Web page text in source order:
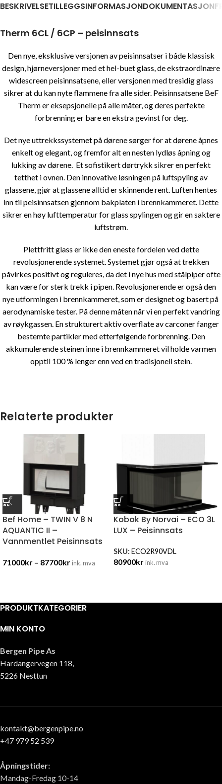
BESKRIVELSETILLEGGSINFORMASJONDOKUMENTASJON
Therm 6CL / 6CP – peisinnsats
Den nye, eksklusive versjonen av peisinnsatser i både klassisk
design, hjørneversjoner med et hel-buet glass, de ekstraordinære
widescreen peisinnsatsene, eller versjonen med tresidig glass
sikrer at du kan nyte flammene fra alle sider. Peisinnsatsene BeF
Therm er eksepsjonelle på alle måter, og deres perfekte
forbrenning er bare en ekstra gevinst for deg.
Det nye uttrekkssystemet på dørene sørger for at dørene åpnes
enkelt og elegant, og fremfor alt en nesten lydløs åpning og
lukking av dørene. Et sofistikert dørtrykk sikrer en perfekt
tetthet i ovnen. Den innovative løsningen på luftspyling av
glassene, gjør at glassene alltid er skinnende rent. Luften hentes
inn til peisinnsatsen gjennom bakplaten i brennkammeret. Dette
sikrer en høy lufttemperatur for glass spylingen og gir en saktere
luftstrøm.
Plettfritt glass er ikke den eneste fordelen ved dette
revolusjonerende systemet. Systemet gjør også at trekken
påvirkes positivt og reguleres, da det i nye hus med stålpiper ofte
kan være for sterk trekk i pipen. Revolusjonerende er også den
nye utformingen i brennkammeret, som er designet og basert på
aerodynamiske tester. På denne måten når vi en perfekt vandring
av røykgassen. En strukturert aktiv overflate av carconer fanger
bestemte partikler med etterfølgende forbrenning. Den
akkumulerende steinen inne i brennkammeret vil holde varmen
opptil 100 % lenger enn ved en tradisjonell stein.
Relaterte produkter
Bef Home – TWIN V 8 N
AQUANTIC II –
Vannmentlet Peisinnsats
71000kr – 87700krink. mva
Kobok By Norvai – ECO 3L
LUX – Peisinnsats
SKU: ECO2R90VDL
80900krink. mva
PRODUKTKATEGORIER
MIN KONTO
Bergen Pipe As
Hardangervegen 118,
5226 Nesttun
kontakt@bergenpipe.no
+47 979 52 539
Åpningstider:
Mandag-Fredag 10-14